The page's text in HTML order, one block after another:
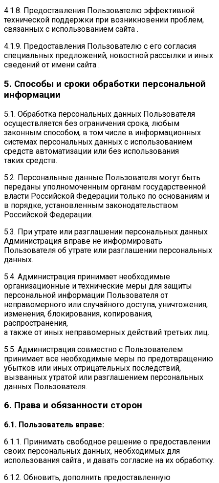
4.1.8. Предоставления Пользователю эффективной
технической поддержки при возникновении проблем,
связанных с использованием сайта .
4.1.9. Предоставления Пользователю с его согласия
специальных предложений, новостной рассылки и иных
сведений от имени сайта .
5. Способы и сроки обработки персональной
информации
5.1. Обработка персональных данных Пользователя
осуществляется без ограничения срока, любым
законным способом, в том числе в информационных
системах персональных данных с использованием
средств автоматизации или без использования
таких средств.
5.2. Персональные данные Пользователя могут быть
переданы уполномоченным органам государственной
власти Российской Федерации только по основаниям и
в порядке, установленным законодательством
Российской Федерации.
5.3. При утрате или разглашении персональных данных
Администрация вправе не информировать
Пользователя об утрате или разглашении персональных
данных.
5.4. Администрация принимает необходимые
организационные и технические меры для защиты
персональной информации Пользователя от
неправомерного или случайного доступа, уничтожения,
изменения, блокирования, копирования,
распространения,
а также от иных неправомерных действий третьих лиц.
5.5. Администрация совместно с Пользователем
принимает все необходимые меры по предотвращению
убытков или иных отрицательных последствий,
вызванных утратой или разглашением персональных
данных Пользователя.
6. Права и обязанности сторон
6.1. Пользователь вправе:
6.1.1. Принимать свободное решение о предоставлении
своих персональных данных, необходимых для
использования сайта , и давать согласие на их обработку.
6.1.2. Обновить, дополнить предоставленную